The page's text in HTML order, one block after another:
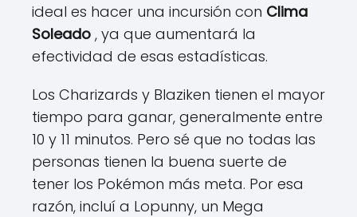
ideal es hacer una incursión con Clima
Soleado , ya que aumentará la
efectividad de esas estadísticas.
Los Charizards y Blaziken tienen el mayor
tiempo para ganar, generalmente entre
10 y 11 minutos. Pero sé que no todas las
personas tienen la buena suerte de
tener los Pokémon más meta. Por esa
razón, incluí a Lopunny, un Mega